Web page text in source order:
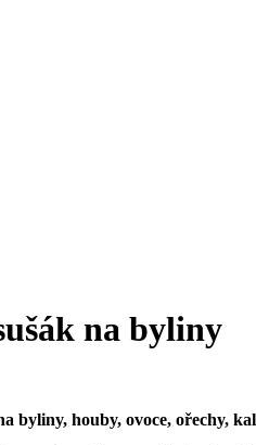
na byliny
byliny, houby, ovoce, ořechy,